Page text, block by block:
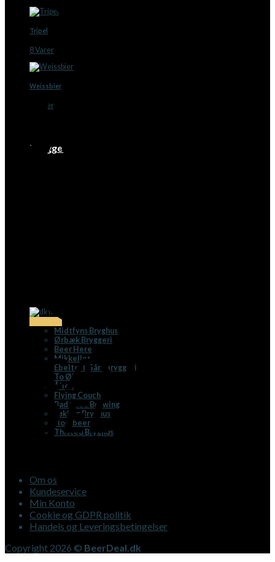
Tripel
8 Varer
Weissbier
3 Varer
Bryggerier
Danmark
Midtfyns Bryghus
Ørbæk Bryggeri
Beer Here
Mikkeller
Ebeltoft Gårdbryggeri
To Øl
Åben
Flying Couch
Bad Seed Brewing
Løkken Bryghus
Hornbeer
Thisted Bryghus
Om os
Kundeservice
Min Konto
Cookie og GDPR politik
Handels og Leveringsbetingelser
Copyright 2026 © BeerDeal.dk